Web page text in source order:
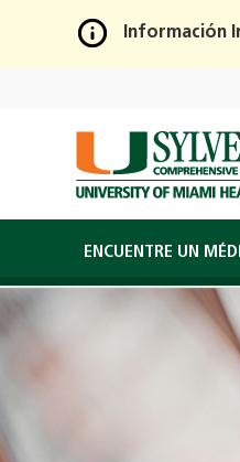
Skip
Main
Content
Información
ENCUENTRE UN